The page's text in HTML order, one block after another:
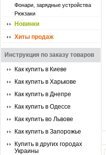
Фонари, зарядные устройства
Рюкзаки
Новинки
Хиты продаж
Инструкция по заказу товаров
Как купить в Киеве
Как купить в Харькове
Как купить в Днепре
Как купить в Одессе
Как купить во Львове
Как купить в Запорожье
Купить в других городах
Украины